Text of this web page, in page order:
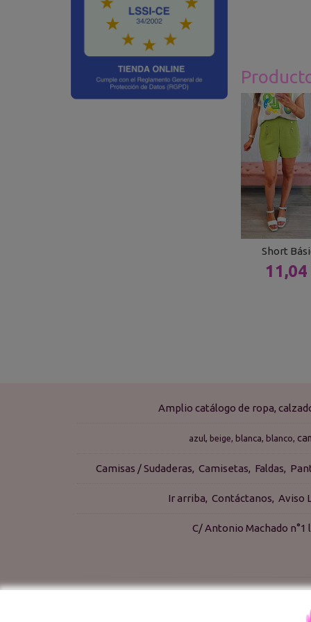
Short
Amplio catálogo de ropa,
azul beige blanca blanco
Camisas / Sudaderas Camisetas Faldas
Ir arriba Contáctanos Aviso
C/ Antonio Machado n°1